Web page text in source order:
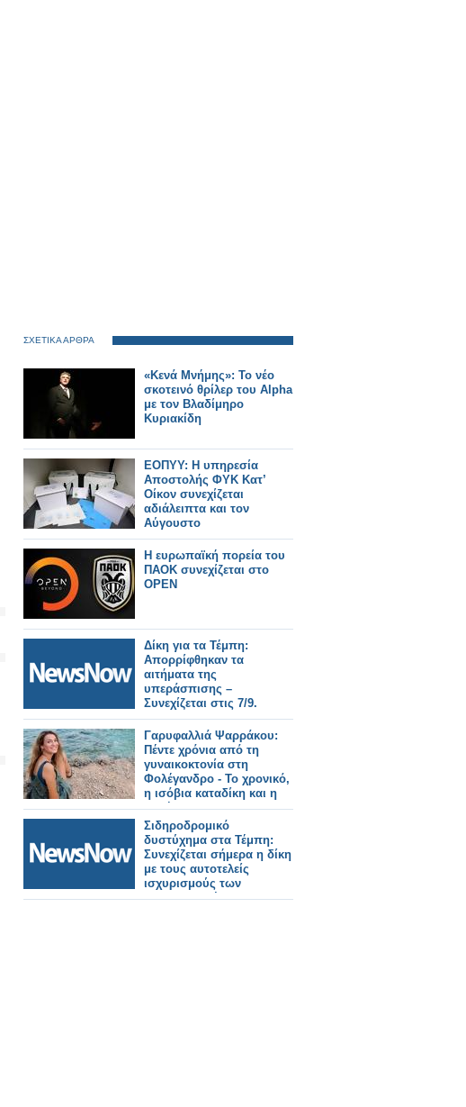
ΣΧΕΤΙΚΑ ΑΡΘΡΑ
«Κενά Μνήμης»: Το νέο
σκοτεινό θρίλερ του Alpha
με τον Βλαδίμηρο
Κυριακίδη
ΕΟΠΥΥ: Η υπηρεσία
Αποστολής ΦΥΚ Κατ’
Οίκον συνεχίζεται
αδιάλειπτα και τον
Αύγουστο
Η ευρωπαϊκή πορεία του
ΠΑΟΚ συνεχίζεται στο
OPEN
Δίκη για τα Τέμπη:
Απορρίφθηκαν τα
αιτήματα της
υπεράσπισης –
Συνεχίζεται στις 7/9.
Γαρυφαλλιά Ψαρράκου:
Πέντε χρόνια από τη
γυναικοκτονία στη
Φολέγανδρο - Το χρονικό,
η ισόβια καταδίκη και η
συζήτηση που
συνεχίζεται
Σιδηροδρομικό
δυστύχημα στα Τέμπη:
Συνεχίζεται σήμερα η δίκη
με τους αυτοτελείς
ισχυρισμούς των
κατηγορουμένων.